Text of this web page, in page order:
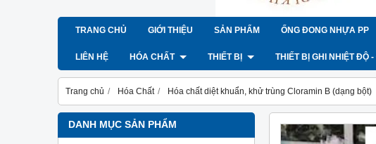
TRANG CHỦ GIỚI THIỆU SẢN PHẨM ỐNG ĐONG NHỰA PP
LIÊN HỆ HÓA CHẤT THIẾT BỊ THIẾT BỊ GHI NHIỆT ĐỘ
Trang chủ Hóa Chất Hóa chất diệt khuẩn, khử trùng Cloramin B (dạng bột)
DANH MỤC SẢN PHẨM